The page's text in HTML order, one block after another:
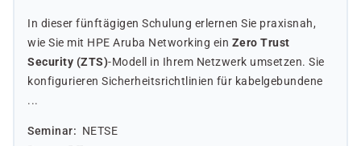
In dieser fünftägigen Schulung erlernen Sie praxisnah,
wie Sie mit HPE Aruba Networking ein Zero Trust
Security (ZTS)-Modell in Ihrem Netzwerk umsetzen. Sie
konfigurieren Sicherheitsrichtlinien für kabelgebundene
...
Seminar
NETSE